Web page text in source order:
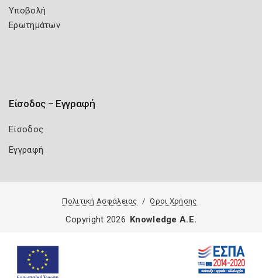
Υποβολή
Ερωτημάτων
Είσοδος – Εγγραφή
Είσοδος
Εγγραφή
Πολιτική Ασφάλειας Όροι Χρήσης
Copyright 2026 Knowledge A.E.